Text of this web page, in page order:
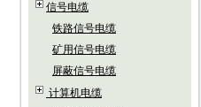
信号电缆
铁路信号电缆
矿用信号电缆
屏蔽信号电缆
计算机电缆